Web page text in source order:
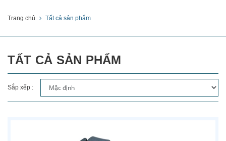
Trang chủ Tất cả sản phẩm
TẤT CẢ SẢN PHẨM
Sắp xếp :